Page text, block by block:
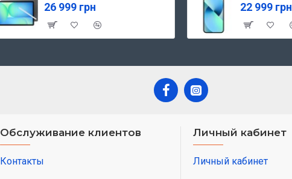
26 999 грн 22 999 грн
Обслуживание клиентов
Контакты
Личный кабинет
Личный кабинет